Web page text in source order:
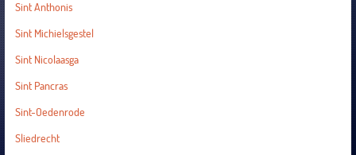
Sint Anthonis
Sint Michielsgestel
Sint Nicolaasga
Sint Pancras
Sint-Oedenrode
Sliedrecht